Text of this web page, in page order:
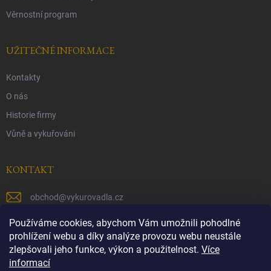
Používáme cookies, abychom Vám umožnili pohodlné
prohlížení webu a díky analýze provozu webu neustále
zlepšovali jeho funkce, výkon a použitelnost. Více
informací
Věrnostní program
UŽITEČNÉ INFORMACE
Kontakty
O nás
Historie firmy
Vůně a vykuřováni
KONTAKT
obchod@vykurovadla.cz
+420 603 149 699
https://www.facebook.com/vykurovadla.cz/
https://www.instagram.com/vykurovadla.cz/